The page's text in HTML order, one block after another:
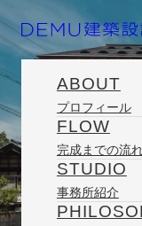
ABOUT
プロフィール
FLOW
完成までの流
STUDIO
事務所紹介
ホーム